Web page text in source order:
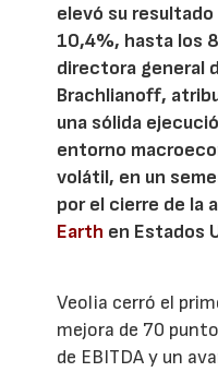
elevó su
10,4%, hasta los
directora general
Brachlianoff,
una sólida
entorno
volátil, en un
por el cierre de la
Earth en Estados
Veolia cerró el
mejora de 70
de EBITDA y un